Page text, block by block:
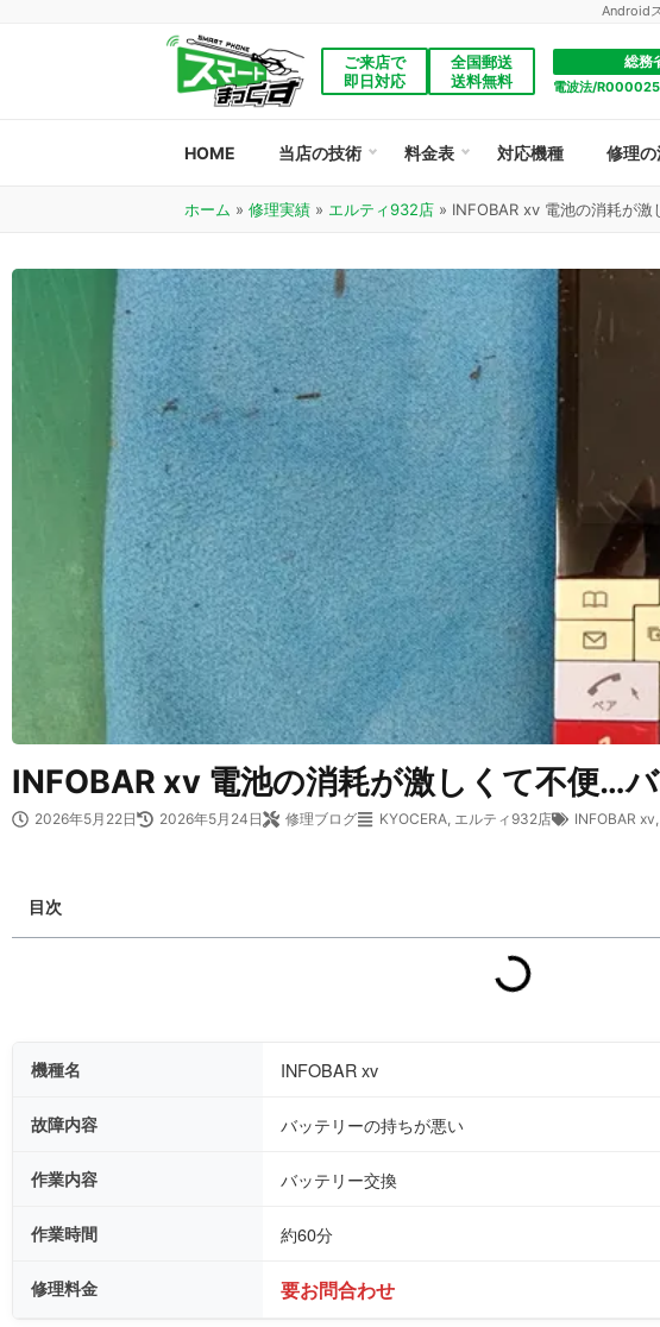
Android
ご来店で
即日対応
全国郵送
送料無料
総務
電波法/
HOME 当店の技術 料金表 対応機種 修理
ホーム » 修理実績 » エルティ932店 » INFOBAR xv 電池の消耗が激
INFOBAR xv 電池の消耗が激しくて不便…
2026年5月22日 2026年5月24日 修理ブログ KYOCERA, エルティ932店 INFOBAR xv,
目次
機種名 INFOBAR xv
故障内容 バッテリーの持ちが悪い
作業内容 バッテリー交換
作業時間 約60分
修理料金 要お問合わせ